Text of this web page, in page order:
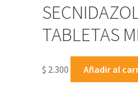
TABLETAS
$ 2.300 Añadir al